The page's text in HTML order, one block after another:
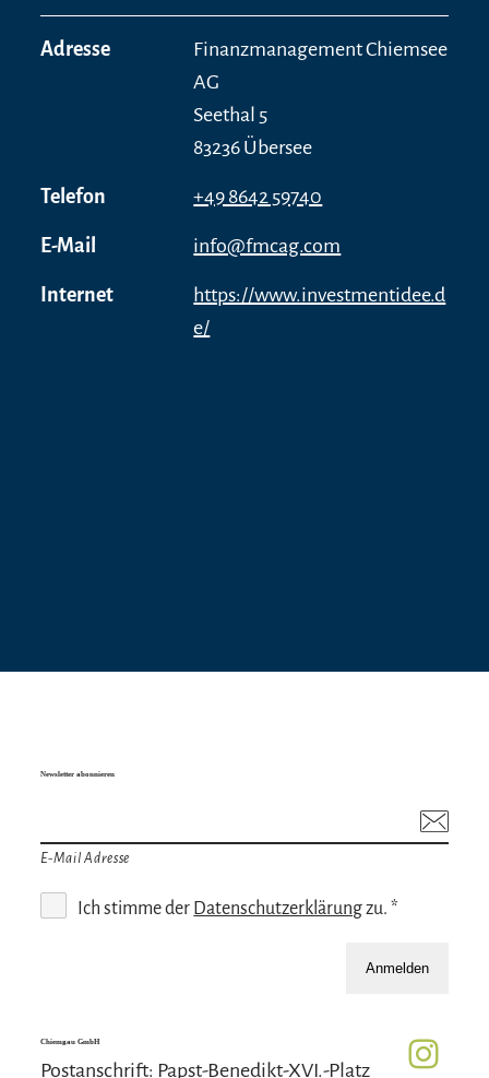
Adresse
Finanzmanagement Chiemsee
AG
Seethal 5
83236 Übersee
Telefon +49 8642 59740
E-Mail info@fmcag.com
Internet
https://www.investmentidee.d
e/
Newsletter abonnieren
E-Mail Adresse
Ich stimme der Datenschutzerklärungzu. *
Anmelden
Chiemgau GmbH
Postanschrift: Papst-Benedikt-XVI.-Platz